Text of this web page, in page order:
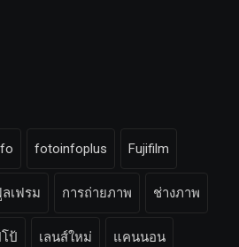
fotoinfoplus Fujifilm
เฟรม การถ่ายภาพ ช่างภาพ
ป้ เลนส์ใหม่ แคนนอน